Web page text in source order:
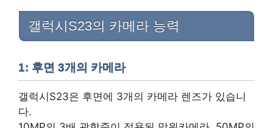
갤럭시S23의 카메라 능력
1: 후면 3개의 카메라
갤럭시S23은 후면에 3개의 카메라 렌즈가 있습니
다.